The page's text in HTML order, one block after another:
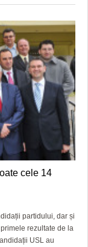
cele 14
partidului, dar și
rezultate de la
USL au